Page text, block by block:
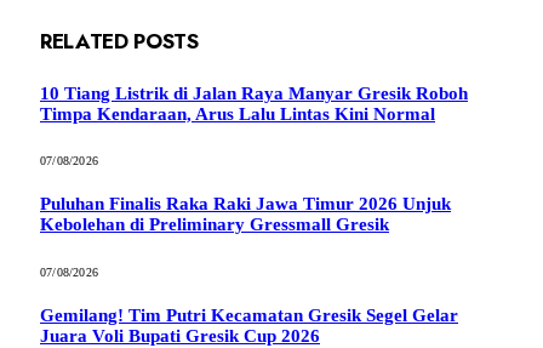
RELATED POSTS
10 Tiang Listrik di Jalan Raya Manyar Gresik Roboh
Timpa Kendaraan, Arus Lalu Lintas Kini Normal
07/08/2026
Puluhan Finalis Raka Raki Jawa Timur 2026 Unjuk
Kebolehan di Preliminary Gressmall Gresik
07/08/2026
Gemilang! Tim Putri Kecamatan Gresik Segel Gelar
Juara Voli Bupati Gresik Cup 2026